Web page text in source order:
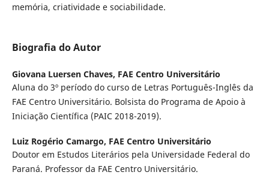
memória, criatividade e sociabilidade.
Biografia do Autor
Giovana Luersen Chaves, FAE Centro Universitário
Aluna do 3º período do curso de Letras Português-Inglês da
FAE Centro Universitário. Bolsista do Programa de Apoio à
Iniciação Científica (PAIC 2018-2019).
Luiz Rogério Camargo, FAE Centro Universitário
Doutor em Estudos Literários pela Universidade Federal do
Paraná. Professor da FAE Centro Universitário.